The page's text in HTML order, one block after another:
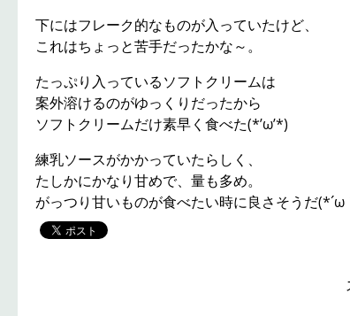
下にはフレーク的なものが入っていたけど、
これはちょっと苦手だったかな～。
たっぷり入っているソフトクリームは
案外溶けるのがゆっくりだったから
ソフトクリームだけ素早く食べた(*’ω’*)
練乳ソースがかかっていたらしく、
たしかにかなり甘めで、量も多め。
がっつり甘いものが食べたい時に良さそうだ(*´ω